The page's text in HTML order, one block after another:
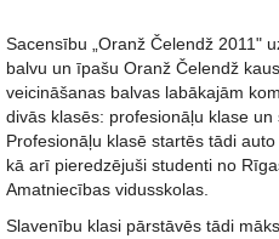
Sacensību „Oranž Čelendž 2011"
balvu un īpašu Oranž Čelendž
veicināšanas balvas labākajām
divās klasēs: profesionāļu klase un
Profesionāļu klasē startēs tādi auto
kā arī pieredzējuši studenti no
Amatniecības vidusskolas.
Slavenību klasi pārstāvēs tādi